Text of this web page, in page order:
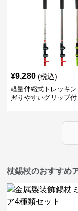
¥9,280 (税込)
軽量伸縮式トレッキ
握りやすいグリップ付
杖錫杖のおすすめ